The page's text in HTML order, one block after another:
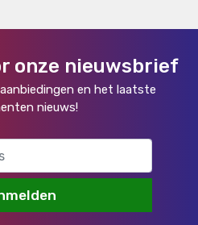
onze nieuwsbrief
en het laatste
nieuws!